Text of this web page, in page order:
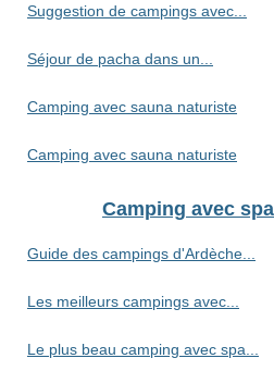
Suggestion de campings avec...
Séjour de pacha dans un...
Camping avec sauna naturiste
Camping avec sauna naturiste
Camping avec
Guide des campings d'Ardèche...
Les meilleurs campings avec...
Le plus beau camping avec spa...